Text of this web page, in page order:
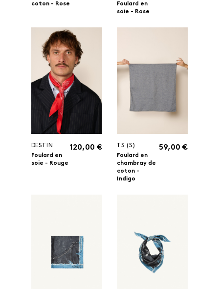
coton - Rose
Foulard en
soie - Rose
DESTIN
Foulard en
soie - Rouge
120,00 €
TS (S)
Foulard en
chambray de
coton -
Indigo
59,00 €